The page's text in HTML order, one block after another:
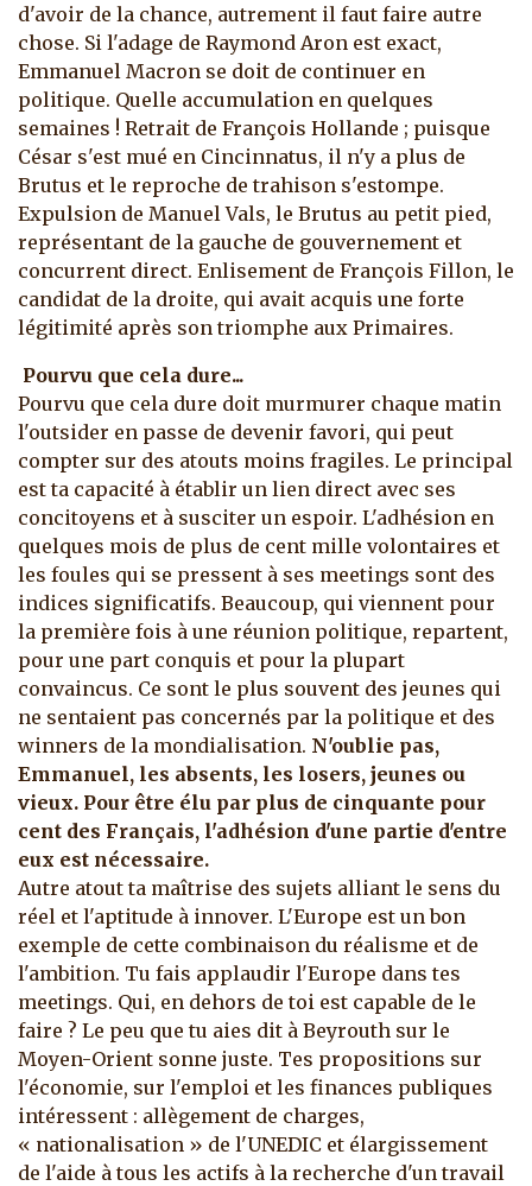
d'avoir de la chance, autrement il faut faire autre
chose. Si l'adage de Raymond Aron est exact,
Emmanuel Macron se doit de continuer en
politique. Quelle accumulation en quelques
semaines ! Retrait de François Hollande ; puisque
César s'est mué en Cincinnatus, il n'y a plus de
Brutus et le reproche de trahison s'estompe.
Expulsion de Manuel Vals, le Brutus au petit pied,
représentant de la gauche de gouvernement et
concurrent direct. Enlisement de François Fillon, le
candidat de la droite, qui avait acquis une forte
légitimité après son triomphe aux Primaires.
Pourvu que cela dure...
Pourvu que cela dure doit murmurer chaque matin
l'outsider en passe de devenir favori, qui peut
compter sur des atouts moins fragiles. Le principal
est ta capacité à établir un lien direct avec ses
concitoyens et à susciter un espoir. L'adhésion en
quelques mois de plus de cent mille volontaires et
les foules qui se pressent à ses meetings sont des
indices significatifs. Beaucoup, qui viennent pour
la première fois à une réunion politique, repartent,
pour une part conquis et pour la plupart
convaincus. Ce sont le plus souvent des jeunes qui
ne sentaient pas concernés par la politique et des
winners de la mondialisation. N'oublie pas,
Emmanuel, les absents, les losers, jeunes ou
vieux. Pour être élu par plus de cinquante pour
cent des Français, l'adhésion d'une partie d'entre
eux est nécessaire.
Autre atout ta maîtrise des sujets alliant le sens du
réel et l'aptitude à innover. L'Europe est un bon
exemple de cette combinaison du réalisme et de
l'ambition. Tu fais applaudir l'Europe dans tes
meetings. Qui, en dehors de toi est capable de le
faire ? Le peu que tu aies dit à Beyrouth sur le
Moyen-Orient sonne juste. Tes propositions sur
l'économie, sur l'emploi et les finances publiques
intéressent : allègement de charges,
« nationalisation » de l'UNEDIC et élargissement
de l'aide à tous les actifs à la recherche d'un travail